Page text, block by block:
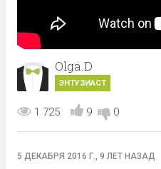
Olga.D
ЭНТУЗИАСТ
1 725 9 0
5 ДЕКАБРЯ 2016 Г., 9 ЛЕТ НАЗАД